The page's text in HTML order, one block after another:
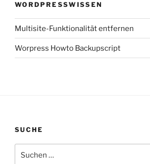
WORDPRESSWISSEN
Multisite-Funktionalität entfernen
Worpress Howto Backupscript
SUCHE
nach: